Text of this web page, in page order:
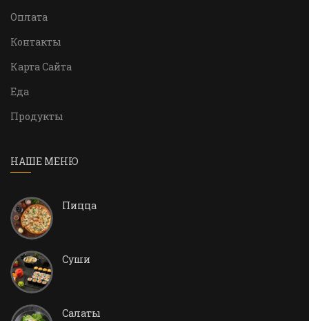
Оплата
Контакты
Карта Сайта
Еда
Продукты
НАШЕ МЕНЮ
Пицца
Суши
Салаты